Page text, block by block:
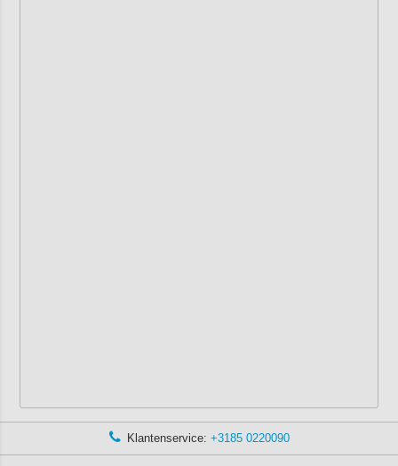
Klantenservice: +3185 0220090